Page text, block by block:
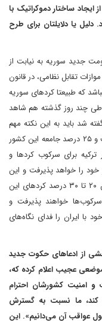
ایجاد ساختار دموکراتیک با
یا دلایلتان برای طرح
جدید سوریه به نیابت از
تقابل نظامی، در قانون
که طبیعتا کردهای سوریه
طی چند روز گذشته هم شاهد
شد باید به این نکته مهم
هم اشاره کرد که ۳۰ درصد جامعه ترکیه علوی است و ۲۵ درصد جامعه این کشور
برای سرکوب کردها و
خود را خواهد پذیرفت و این
اجتناب‌ناپذیر است. خصوصا آنکه جامعه آماری بین ۲۰ تا ۳۰ درصد کردهای این
خواهند پذیرفت و
با ایران را فدای نگاه‌های
از ایران بخشی از ادعاهای حکوت جدید
عجیب اعلام کرده که،
امنیت کشورشان احترام
کند، ما نسبت به گسترش
عواقب آن می‌دانیم». این